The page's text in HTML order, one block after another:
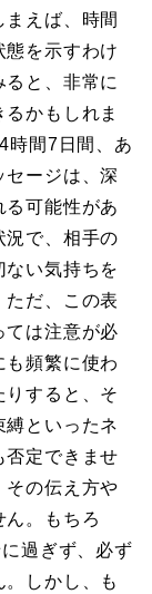
えば、時間
を示すわけ
ると、非常に
かもしれま
時間7日間、あ
セージは、深
る可能性があ
況で、相手の
ない気持ちを
だ、この表
ては注意が必
頻繁に使わ
すると、そ
といったネ
否定できませ
その伝え方や
ん。もちろ
過ぎず、必ず
しかし、も